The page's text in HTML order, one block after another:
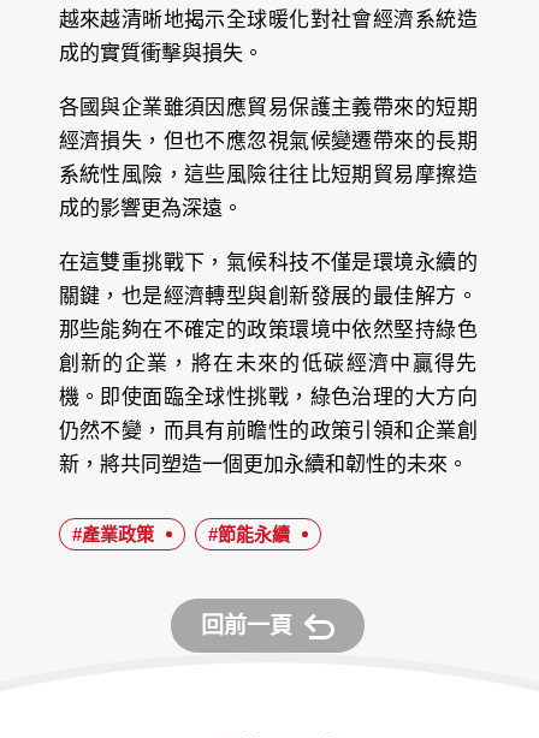
越來越清晰地揭示全球暖化對社會經濟系統造
成的實質衝擊與損失。
各國與企業雖須因應貿易保護主義帶來的短期
經濟損失，但也不應忽視氣候變遷帶來的長期
系統性風險，這些風險往往比短期貿易摩擦造
成的影響更為深遠。
在這雙重挑戰下，氣候科技不僅是環境永續的
關鍵，也是經濟轉型與創新發展的最佳解方。
那些能夠在不確定的政策環境中依然堅持綠色
創新的企業，將在未來的低碳經濟中贏得先
機。即使面臨全球性挑戰，綠色治理的大方向
仍然不變，而具有前瞻性的政策引領和企業創
新，將共同塑造一個更加永續和韌性的未來。
#產業政策 #節能永續
回前一頁